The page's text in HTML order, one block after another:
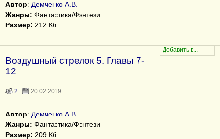
Автор: Демченко А.В.
Жанры: Фантастика/Фэнтези
Размер: 212 Кб
Воздушный стрелок 5. Главы 7-
12
2 20.02.2019
Автор: Демченко А.В.
Жанры: Фантастика/Фэнтези
Размер: 209 Кб